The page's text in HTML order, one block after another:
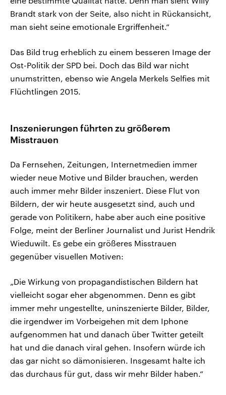
Brandt stark von der Seite, also nicht in Rückansicht,
man sieht seine emotionale Ergriffenheit.“
Das Bild trug erheblich zu einem besseren Image der
Ost-Politik der SPD bei. Doch das Bild war nicht
unumstritten, ebenso wie Angela Merkels Selfies mit
Flüchtlingen 2015.
Inszenierungen führten zu größerem
Misstrauen
Da Fernsehen, Zeitungen, Internetmedien immer
wieder neue Motive und Bilder brauchen, werden
auch immer mehr Bilder inszeniert. Diese Flut von
Bildern, der wir heute ausgesetzt sind, auch und
gerade von Politikern, habe aber auch eine positive
Folge, meint der Berliner Journalist und Jurist Hendrik
Wieduwilt. Es gebe ein größeres Misstrauen
gegenüber visuellen Motiven:
„Die Wirkung von propagandistischen Bildern hat
vielleicht sogar eher abgenommen. Denn es gibt
immer mehr ungestellte, uninszenierte Bilder, Bilder,
die irgendwer im Vorbeigehen mit dem Iphone
aufgenommen hat und danach über Twitter geteilt
hat und die danach viral gehen. Insofern würde ich
das gar nicht so dämonisieren. Insgesamt halte ich
das durchaus für gut, dass wir mehr Bilder haben.“